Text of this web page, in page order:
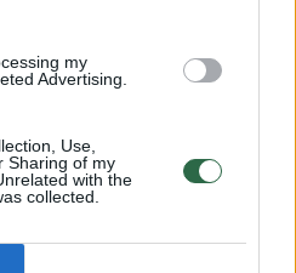
my
Advertising.
Use,
Sharing of my
with the
collected.
mūsų pagerbimo